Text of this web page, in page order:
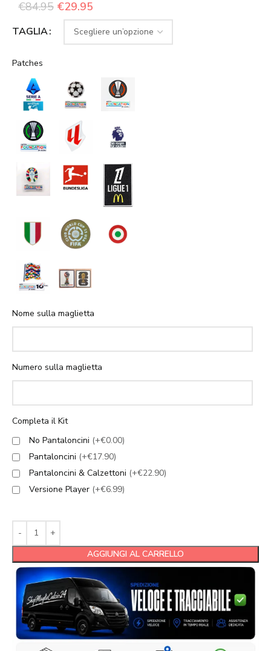
€84.95 €29.95
TAGLIA
Patches
Nome sulla maglietta
Numero sulla maglietta
Completa il Kit
No Pantaloncini (+€0.00)
Pantaloncini (+€17.90)
Pantaloncini & Calzettoni (+€22.90)
Versione Player (+€6.99)
AGGIUNGI AL CARRELLO